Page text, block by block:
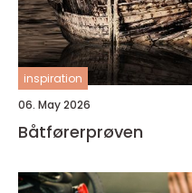
inspiration
06. May 2026
Båtførerprøven